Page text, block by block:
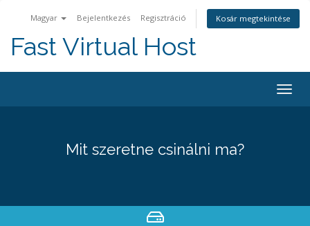
Magyar Bejelentkezés Regisztráció Kosár megtekintése
Fast Virtual Host
a
Mit szeretne csinálni ma?